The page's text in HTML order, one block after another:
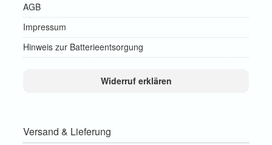
AGB
Impressum
Hinweis zur Batterieentsorgung
Widerruf erklären
Versand & Lieferung